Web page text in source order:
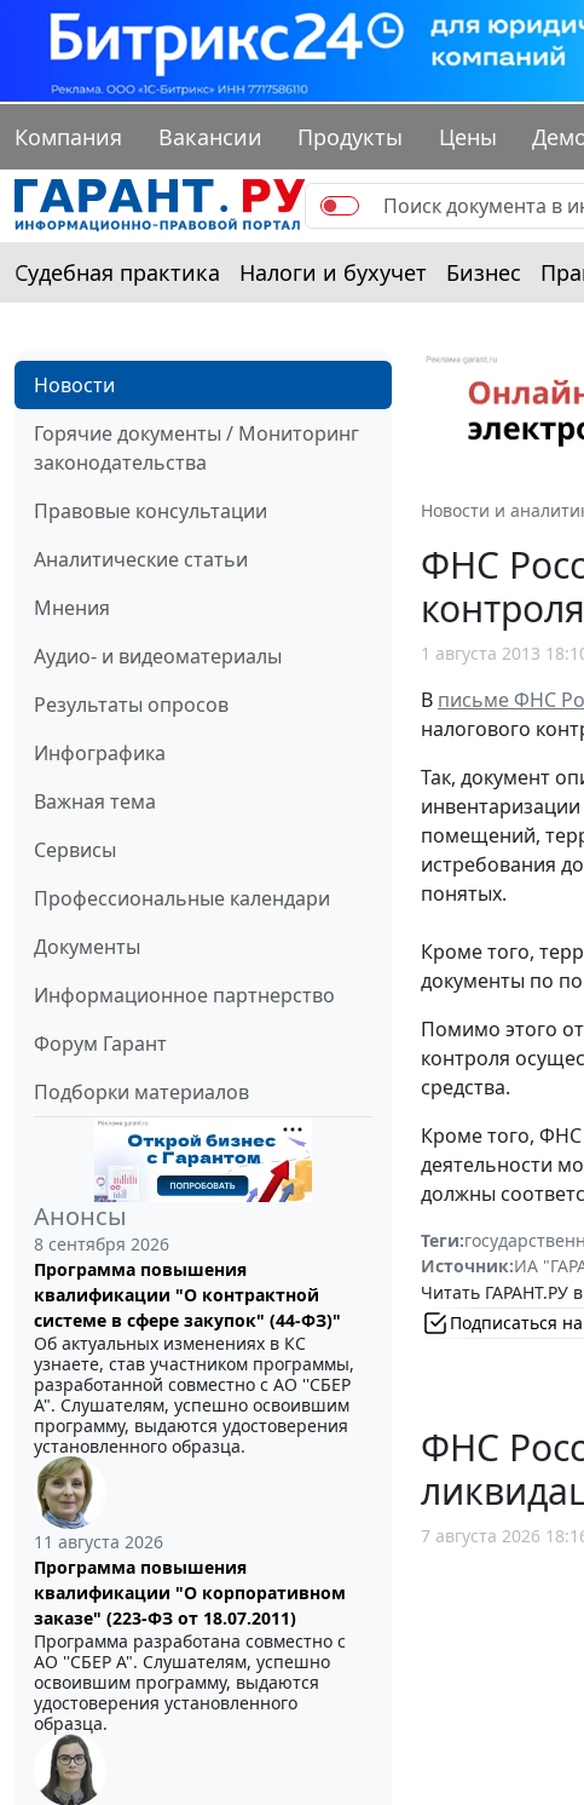
Компания Вакансии Продукты Цены
Судебная практика Налоги и бухучет Бизнес
Новости
Горячие документы / Мониторинг
законодательства
Правовые консультации
Аналитические статьи
Мнения
Аудио- и видеоматериалы
Результаты опросов
Инфографика
Важная тема
Сервисы
Профессиональные календари
Документы
Информационное партнерство
Форум Гарант
Подборки материалов
Анонсы
8 сентября 2026
Программа повышения
квалификации "О контрактной
системе в сфере закупок" (44-ФЗ)"
Об актуальных изменениях в КС
узнаете, став участником программы,
разработанной совместно с АО ''СБЕР
А". Слушателям, успешно освоившим
программу, выдаются удостоверения
установленного образца.
11 августа 2026
Программа повышения
квалификации "О корпоративном
заказе" (223-ФЗ от 18.07.2011)
Программа разработана совместно с
АО ''СБЕР А". Слушателям, успешно
освоившим программу, выдаются
удостоверения установленного
образца.
Новости и
ФНС
контроля
1 августа 2013
В письме ФНС
налогового
Так, документ
помещений,
истребования
понятых.
Кроме того,
документы по
Помимо этого
контроля
средства.
Кроме того, ФНС
деятельности
должны
Теги:
Источник:ИА
Читать ГАРАНТ.РУ в
Подписаться
ФНС
7 августа 2026